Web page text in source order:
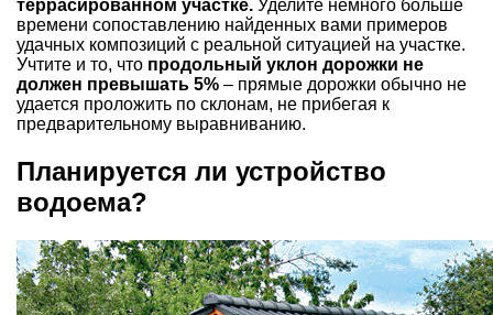
террасированном участке. Уделите немного больше
времени сопоставлению найденных вами примеров
удачных композиций с реальной ситуацией на участке.
Учтите и то, что продольный уклон дорожки не
должен превышать 5% – прямые дорожки обычно не
удается проложить по склонам, не прибегая к
предварительному выравниванию.
Планируется ли устройство
водоема?